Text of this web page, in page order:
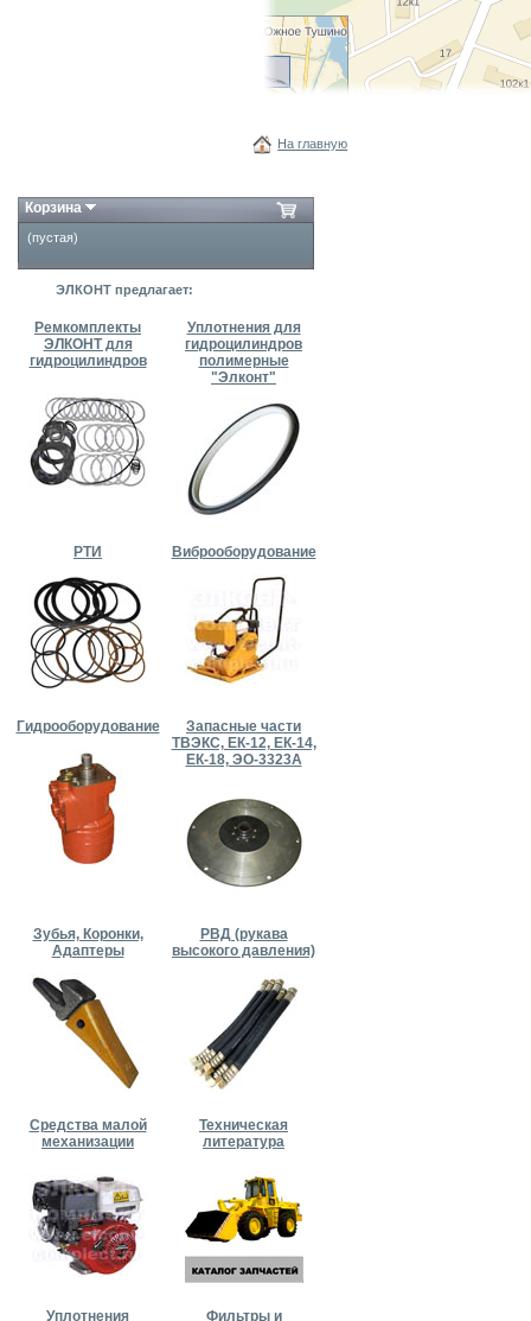
На главную
Корзина
(пустая)
ЭЛКОНТ предлагает:
Ремкомплекты
ЭЛКОНТ для
гидроцилиндров
Уплотнения для
гидроцилиндров
полимерные
"Элконт"
РТИ Виброоборудование
Гидрооборудование
Запасные части
ТВЭКС, ЕК-12, ЕК-14,
ЕК-18, ЭО-3323А
Зубья, Коронки,
Адаптеры
РВД (рукава
высокого давления)
Средства малой
механизации
Техническая
литература
Уплотнения
Фильтры и